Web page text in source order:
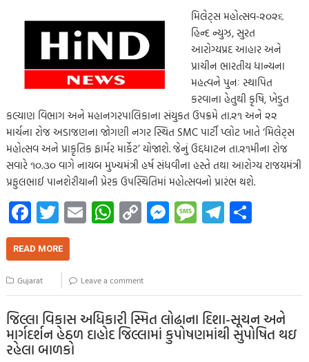
મિલેટ્સ મહોત્સવ-૨૦૨૬
હિન્દ ન્યુઝ, સુરત
આરોગ્યપ્રદ આહાર અને
પ્રાચીન ભારતીય ધાન્યના
મહત્વને પુનઃ સ્થાપિત
કરવાના હેતુથી કૃષિ, ખેડુત
કલ્યાણ વિભાગ અને મહાનગરપાલિકાના સંયુકત ઉપક્રમે તા.૨૧ અને ૨૨
માર્ચના રોજ અડાજણના જોગણી નગર સ્થિત SMC પાર્ટી પ્લોટ ખાતે ‘મિલેટ્સ
મહોત્સવ અને પ્રાકૃતિક ફાર્મર માર્કેટ’ યોજાશે. જેનું ઉદ્દધાટન તા.૨૧મીના રોજ
સવારે ૧૦.૩૦ વાગે નાયબ મુખ્યમંત્રી હર્ષ સંધવીના હસ્તે તથા આરોગ્ય રાજયમંત્રી
પ્રફુલભાઈ પાનશેરીયાની પ્રેરક ઉપસ્થિતિમાં મહોત્સવનો પ્રારંભ થશે.
Fa
ce
b
o
o
k
T
wi
tt
er
E
m
W
h
s
A
p
p
C
o
y
Li
nk
M
es
g
er
M
es
e
Te
le
m
READ MORE
Gujarat Leave a comment
જિલ્લા વિકાસ અધિકારી સ્મિત લોઢાના દિશા-સૂચન અને
માર્ગદર્શન હેઠળ દાહોદ જિલ્લામાં કુપોષણમાંથી સુપોષિત થઇ
રહેલા બાળકો